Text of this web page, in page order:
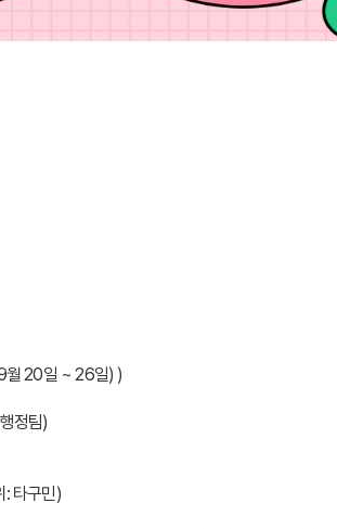
월 20일 ~ 26일) )
정팀)
타구민)